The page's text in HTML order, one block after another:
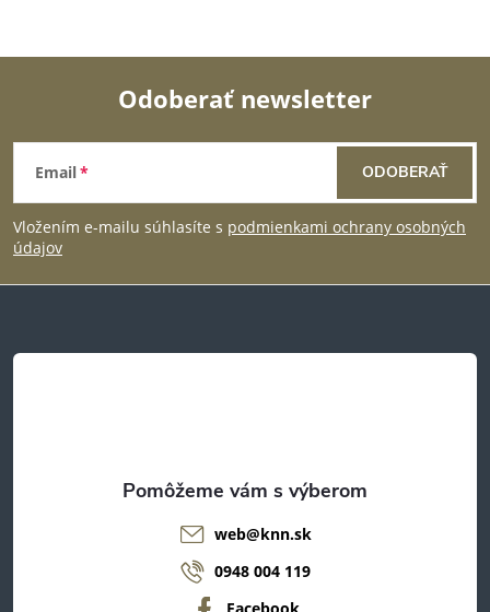
Z
á
p
t
Odoberať newsletter
Email
Vložením e-mailu súhlasíte s podmienkami ochrany osobných
údajov
ODOBERAŤ
web@knn.sk
0948 004 119